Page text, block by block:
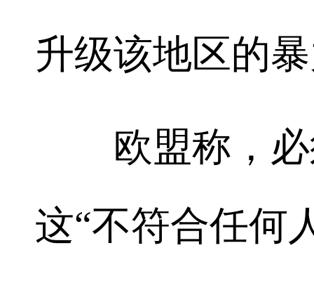
升级该地区的
欧盟称，必
这“不符合任何